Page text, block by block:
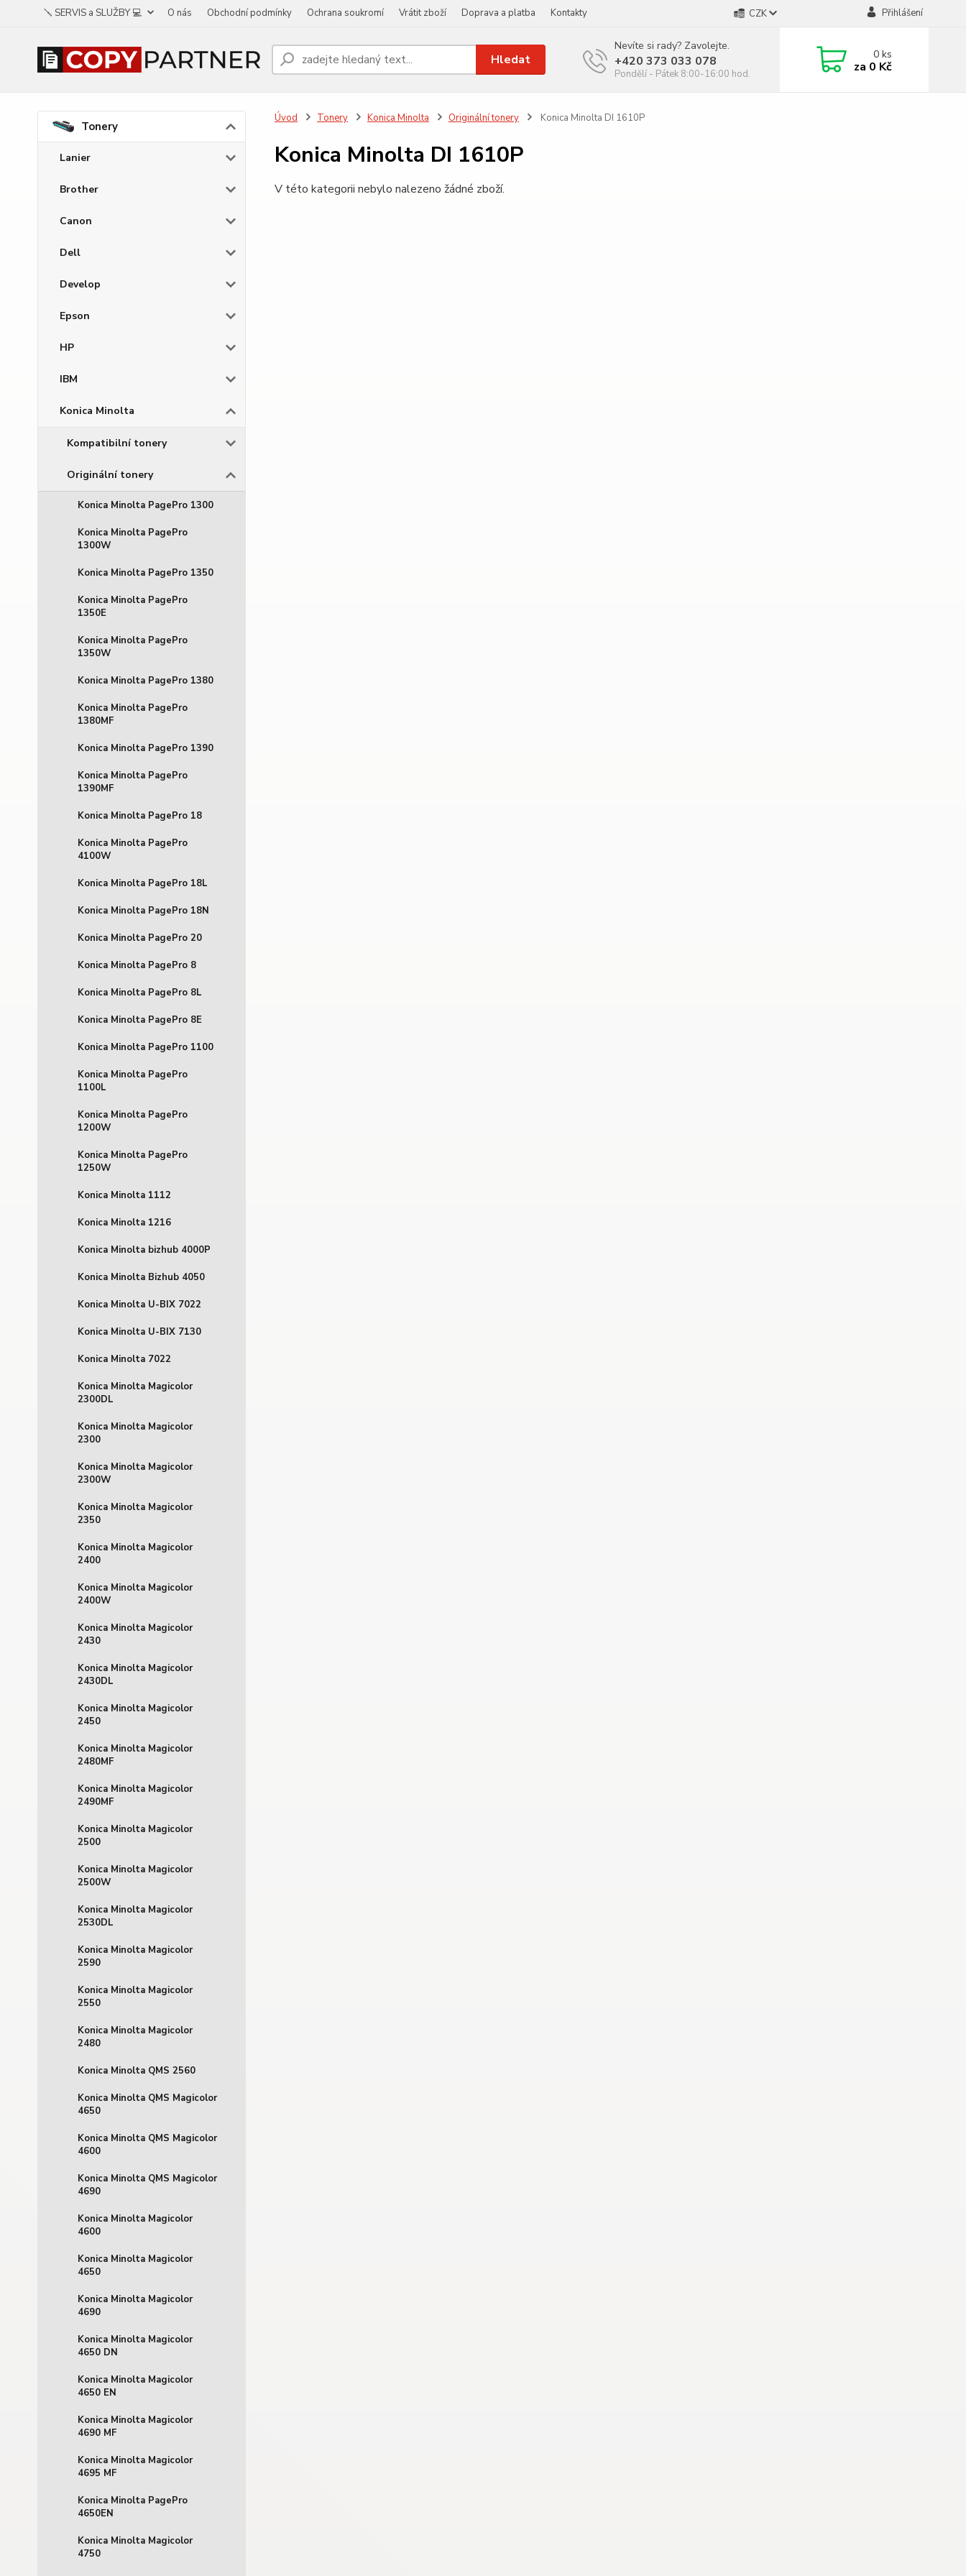
🪛 SERVIS a SLUŽBY 💻 O nás Obchodní podmínky Ochrana soukromí Vrátit zboží Doprava a platba Kontakty CZK Přihlášení
Hledat
Nevíte si rady? Zavolejte.
+420 373 033 078
Pondělí - Pátek 8:00-16:00 hod.
0ks
za 0 Kč
Tonery
Lanier
Brother
Canon
Dell
Develop
Epson
HP
IBM
Konica Minolta
Kompatibilní tonery
Originální tonery
Konica Minolta PagePro 1300
Konica Minolta PagePro
1300W
Konica Minolta PagePro 1350
Konica Minolta PagePro
1350E
Konica Minolta PagePro
1350W
Konica Minolta PagePro 1380
Konica Minolta PagePro
1380MF
Konica Minolta PagePro 1390
Konica Minolta PagePro
1390MF
Konica Minolta PagePro 18
Konica Minolta PagePro
4100W
Konica Minolta PagePro 18L
Konica Minolta PagePro 18N
Konica Minolta PagePro 20
Konica Minolta PagePro 8
Konica Minolta PagePro 8L
Konica Minolta PagePro 8E
Konica Minolta PagePro 1100
Konica Minolta PagePro
1100L
Konica Minolta PagePro
1200W
Konica Minolta PagePro
1250W
Konica Minolta 1112
Konica Minolta 1216
Konica Minolta bizhub 4000P
Konica Minolta Bizhub 4050
Konica Minolta U-BIX 7022
Konica Minolta U-BIX 7130
Konica Minolta 7022
Konica Minolta Magicolor
2300DL
Konica Minolta Magicolor
2300
Konica Minolta Magicolor
2300W
Konica Minolta Magicolor
2350
Konica Minolta Magicolor
2400
Konica Minolta Magicolor
2400W
Konica Minolta Magicolor
2430
Konica Minolta Magicolor
2430DL
Konica Minolta Magicolor
2450
Konica Minolta Magicolor
2480MF
Konica Minolta Magicolor
2490MF
Konica Minolta Magicolor
2500
Konica Minolta Magicolor
2500W
Konica Minolta Magicolor
2530DL
Konica Minolta Magicolor
2590
Konica Minolta Magicolor
2550
Konica Minolta Magicolor
2480
Konica Minolta QMS 2560
Konica Minolta QMS Magicolor
4650
Konica Minolta QMS Magicolor
4600
Konica Minolta QMS Magicolor
4690
Konica Minolta Magicolor
4600
Konica Minolta Magicolor
4650
Konica Minolta Magicolor
4690
Konica Minolta Magicolor
4650 DN
Konica Minolta Magicolor
4650 EN
Konica Minolta Magicolor
4690 MF
Konica Minolta Magicolor
4695 MF
Konica Minolta PagePro
4650EN
Konica Minolta Magicolor
4750
Úvod Tonery Konica Minolta Originální tonery Konica Minolta DI 1610P
Konica Minolta DI 1610P
V této kategorii nebylo nalezeno žádné zboží.